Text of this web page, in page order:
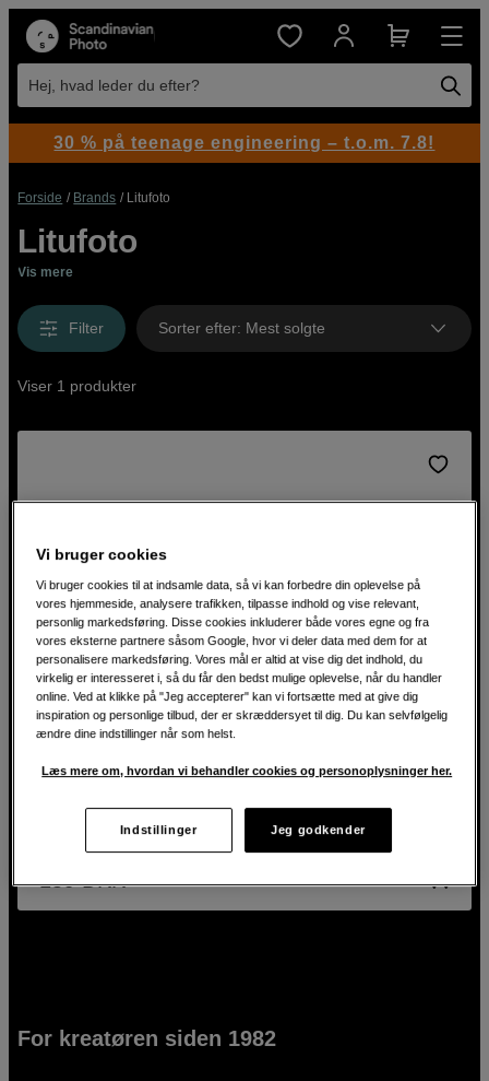
Hej, hvad leder du efter?
Forside Brands Litufoto
Litufoto
Vis mere
Filter Sorter efter: Mest solgte
Viser 1 produkter
Magic Arm with Hot Shoe 11"
159 DKK
For kreatøren siden 1982
30 % på teenage engineering – t.o.m. 7.8!
Vi bruger cookies
Vi bruger cookies til at indsamle data, så vi kan forbedre din oplevelse på
vores hjemmeside, analysere trafikken, tilpasse indhold og vise relevant,
personlig markedsføring. Disse cookies inkluderer både vores egne og fra
vores eksterne partnere såsom Google, hvor vi deler data med dem for at
personalisere markedsføring. Vores mål er altid at vise dig det indhold, du
virkelig er interesseret i, så du får den bedst mulige oplevelse, når du handler
online. Ved at klikke på "Jeg accepterer" kan vi fortsætte med at give dig
inspiration og personlige tilbud, der er skræddersyet til dig. Du kan selvfølgelig
ændre dine indstillinger når som helst.
Læs mere om, hvordan vi behandler cookies og personoplysninger her.
Indstillinger Jeg godkender